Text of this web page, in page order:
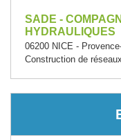
SADE -
HYDRAULIQUES
06200 NICE -
Construction de